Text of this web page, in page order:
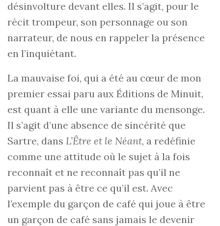
désinvolture devant elles. Il s’agit, pour le
récit trompeur, son personnage ou son
narrateur, de nous en rappeler la présence
en l’inquiétant.
La mauvaise foi, qui a été au cœur de mon
premier essai paru aux Éditions de Minuit,
est quant à elle une variante du mensonge.
Il s’agit d’une absence de sincérité que
Sartre, dans L’Être et le Néant, a redéfinie
comme une attitude où le sujet à la fois
reconnaît et ne reconnaît pas qu’il ne
parvient pas à être ce qu’il est. Avec
l’exemple du garçon de café qui joue à être
un garçon de café sans jamais le devenir